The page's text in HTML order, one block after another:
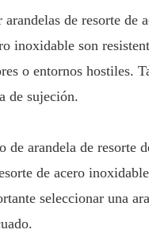
de resorte de
inoxidable son
o entornos hostiles.
de sujeción.
de arandela de resorte
de acero
seleccionar una